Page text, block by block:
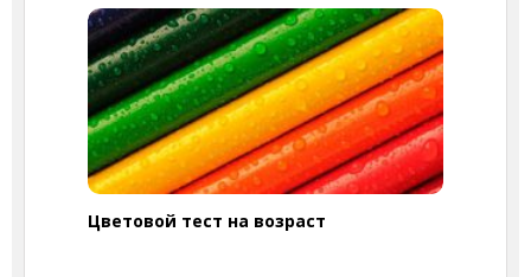
Цветовой тест на возраст